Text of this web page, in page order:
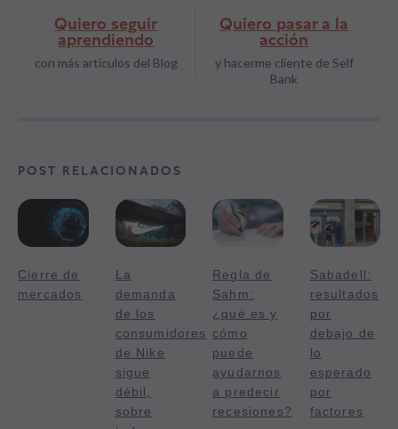
Quiero seguir
aprendiendo
con más artículos del Blog
Quiero pasar a la
acción
y hacerme cliente de Self
Bank
POST RELACIONADOS
Cierre de
mercados
La
demanda
de los
consumidores
de Nike
sigue
débil,
sobre
Regla de
Sahm:
¿qué es y
cómo
puede
ayudarnos
a predecir
recesiones?
Sabadell:
resultados
por
debajo de
lo
esperado
por
factores